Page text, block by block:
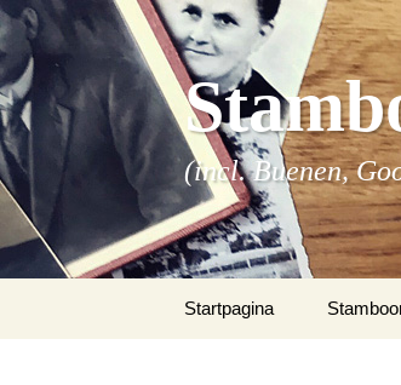
(incl. Buenen,
naar
Startpagina